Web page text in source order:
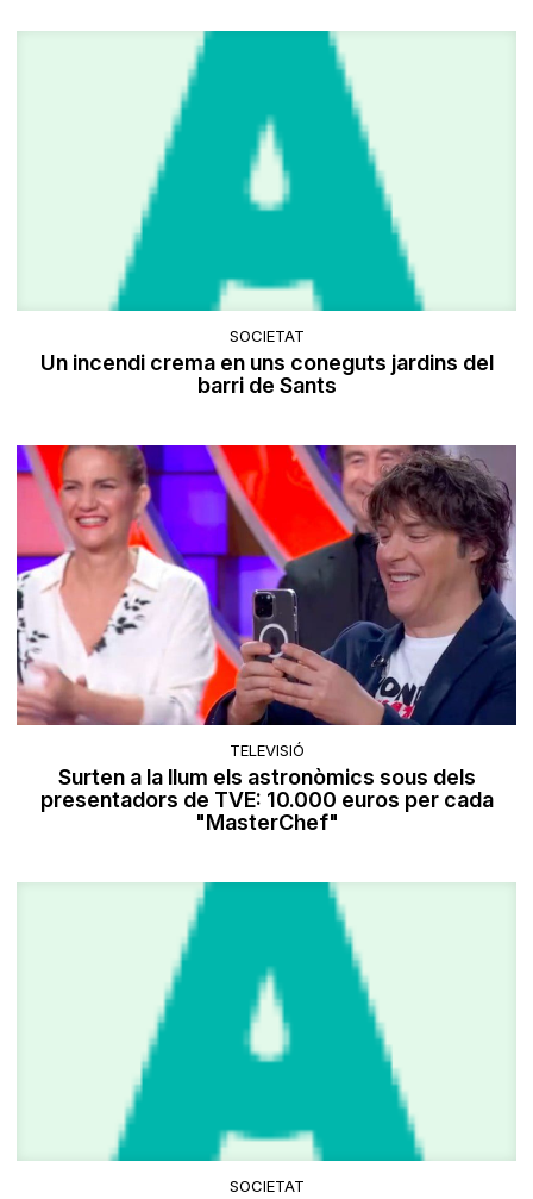
SOCIETAT
Un incendi crema en uns coneguts jardins del
barri de Sants
TELEVISIÓ
Surten a la llum els astronòmics sous dels
presentadors de TVE: 10.000 euros per cada
"MasterChef"
SOCIETAT